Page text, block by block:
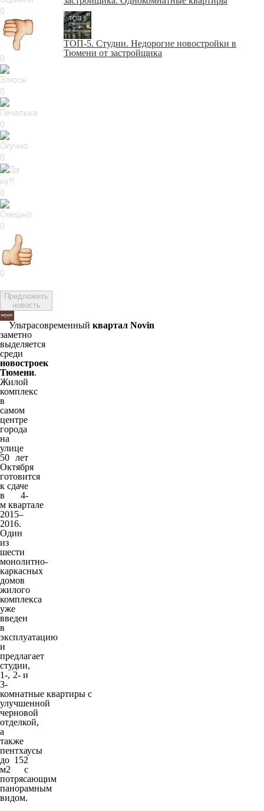
0
0
0
0
0
0
0
0
Предложить
новость
Ультрасовременный квартал Novin
заметно
выделяется
среди
новостроек
Тюмени.
Жилой
комплекс
в
самом
центре
города
на
улице
50 лет
Октября
готовится
к сдаче
в 4-
м квартале
2015–
2016.
Один
из
шести
монолитно-
каркасных
домов
жилого
комплекса
уже
введен
в
эксплуатацию
и
предлагает
студии,
1-, 2- и
3-
комнатные квартиры с
улучшенной
черновой
отделкой,
а
также
пентхаусы
до 152
м2 с
потрясающим
панорамным
видом.
ТОП-5. Студии. Недорогие новостройки в
Тюмени от застройщика